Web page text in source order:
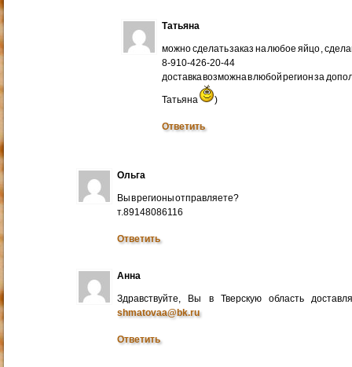
Татьяна
можно сделать заказ на любое яйцо ,
8-910-426-20-44
доставка возможна в любой регион за
Татьяна )
Ответить
Ольга
Вы в регионы отправляете?
т.89148086116
Ответить
Анна
Здравствуйте, Вы в Тверскую область
shmatovaa@bk.ru
Ответить